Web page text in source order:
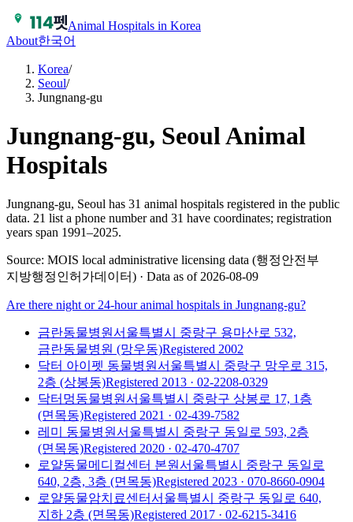
Animal Hospitals in Korea
About한국어
Korea/
Seoul/
Jungnang-gu
Jungnang-gu, SeoulAnimal
Hospitals
Jungnang-gu, Seoul has 31 animal hospitals registered in the public
data. 21 list a phone number and 31 have coordinates; registration
years span 1991–2025.
Source: MOIS local administrative licensing data (행정안전부
지방행정인허가데이터) · Data as of 2026-08-09
Are there night or 24-hour animal hospitals in Jungnang-gu?
금란동물병원서울특별시 중랑구 용마산로 532,
금란동물병원 (망우동)Registered 2002
닥터 아이펫 동물병원서울특별시 중랑구 망우로 315,
2층 (상봉동)Registered 2013 · 02-2208-0329
닥터멍동물병원서울특별시 중랑구 상봉로 17, 1층
(면목동)Registered 2021 · 02-439-7582
레미 동물병원서울특별시 중랑구 동일로 593, 2층
(면목동)Registered 2020 · 02-470-4707
로얄동물메디컬센터 본원서울특별시 중랑구 동일로
640, 2층, 3층 (면목동)Registered 2023 · 070-8660-0904
로얄동물암치료센터서울특별시 중랑구 동일로 640,
지하 2층 (면목동)Registered 2017 · 02-6215-3416